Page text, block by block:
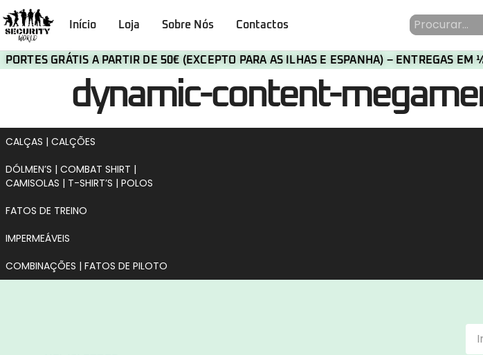
Início Loja Sobre Nós Contactos
PORTES GRÁTIS A PARTIR DE 50€ (EXCEPTO PARA AS ILHAS E ESPANHA) – ENTREGAS
dynamic-content-
CALÇAS | CALÇÕES
DÓLMEN’S | COMBAT SHIRT |
CAMISOLAS | T-SHIRT’S | POLOS
FATOS DE TREINO
IMPERMEÁVEIS
COMBINAÇÕES | FATOS DE PILOTO